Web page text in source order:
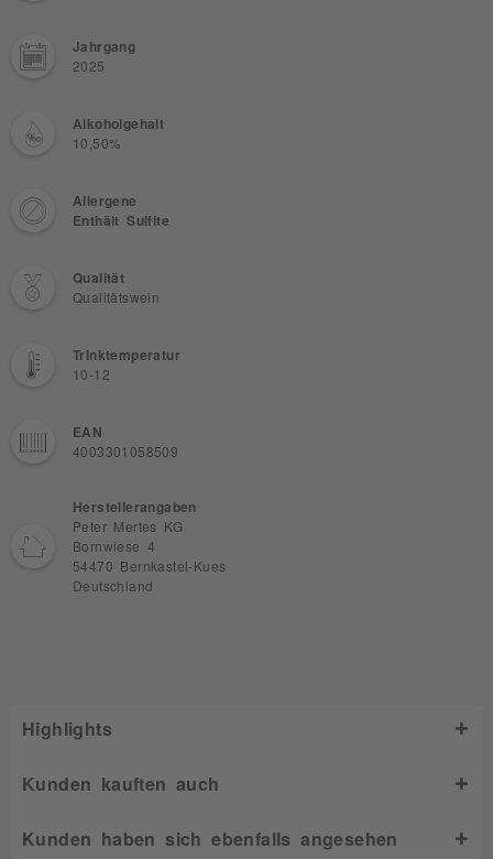
Jahrgang
2025
Alkoholgehalt
10,50%
Allergene
Enthält Sulfite
Qualität
Qualitätswein
Trinktemperatur
10-12
EAN
4003301058509
Herstellerangaben
Peter Mertes KG
Bornwiese 4
54470 Bernkastel-Kues
Deutschland
Highlights
Kunden kauften auch
Kunden haben sich ebenfalls angesehen